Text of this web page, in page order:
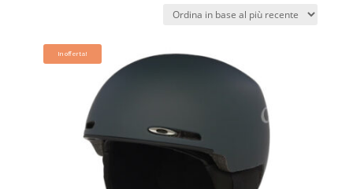
base
più
In offerta!